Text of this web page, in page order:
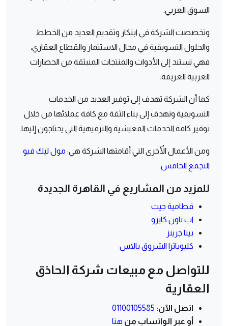
السوق العربي.
وتخصصت الشركة في ابتكار وتقديم العديد من الخطط
والحلول التسويقية في مجال الاستثمار والقطاع العقاري،
فهي تستند إلى الأدوات والمنتجات المنبثقة من الحضارات
العربية العريقة.
كما أن الشركة تهدف إلى توفير العديد من الخدمات
التسويقية وتهدف إلى بناء الثقة مع كافة عملائها من خلال
توفير كافة الخدمات المعيشية والترفيهية التي يحتاجون إليها.
ومن الأعمال الأُخرى التي أقامتها الشركة هي: مول ليك فيو
التجمع الخامس.
للمزيد من المشاريع في القاهرة الجديدة
قطامية جيت
اب تاون كايرو
بيتا جرينز
كليوباترا الشروق بالاس
للتواصل مع مبيعات شركة الحاذق
العقارية
اتصل الآن: 01100105585
أو عبر الواتساب من هنا